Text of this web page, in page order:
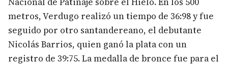
metros, Verdugo realizó un tiempo de 36:98 y fue
seguido por otro santandereano, el debutante
Nicolás Barrios, quien ganó la plata con un
registro de 39:75. La medalla de bronce fue para el